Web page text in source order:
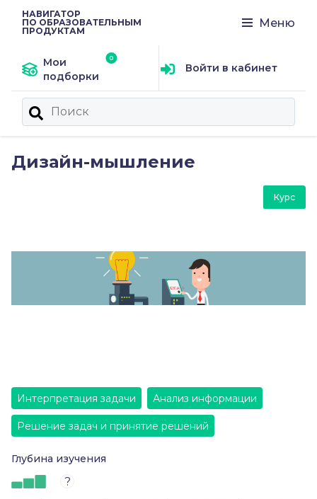
НАВИГАТОР
ПО ОБРАЗОВАТЕЛЬНЫМ
ПРОДУКТАМ
Меню
Мои
подборки
Войти в кабинет
Дизайн-мышление
Курс
Интерпретация задачи Анализ информации
Решение задач и принятие решений
Глубина изучения
?